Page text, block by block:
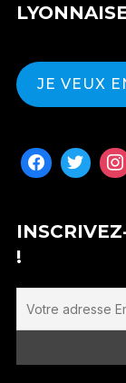
JE VEUX
!